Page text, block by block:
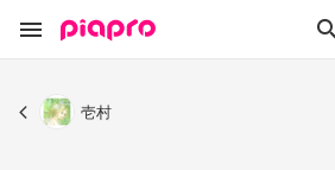
壱村